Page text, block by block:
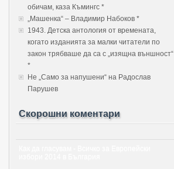
обичам, каза Къмингс *
„Машенка“ – Владимир Набоков *
1943. Детска антология от времената,
когато изданията за малки читатели по
закон трябваше да са с „изящна външност“
*
Не „Само за напушени“ на Радослав
Парушев
Скорошни коментари